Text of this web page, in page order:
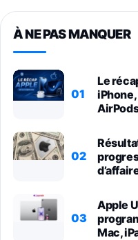
À NE PAS MANQUER
01
Le
02
03
Apple
Mac,